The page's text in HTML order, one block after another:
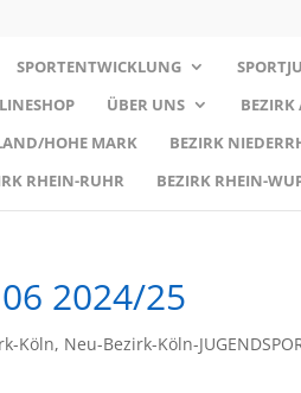
SPORTENTWICKLUNG
ÜBER UNS BEZIRK
HOHE MARK BEZIRK
RHEIN-RUHR BEZIRK RHEIN-
2024/25
Köln, Neu-Bezirk-Köln-